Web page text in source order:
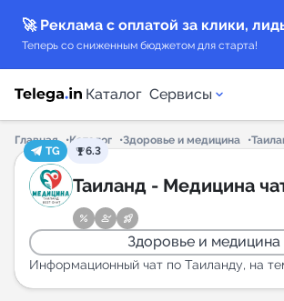
🚀 Реклама с оплатой за клики,
Теперь со сниженным бюджетом для старта!
Каталог Сервисы
Каталог каналов
Каталог ботов
Горящие предложения
Главная Каталог Здоровье и медицина
TG
6.3
Таиланд - Медицина
Здоровье и медицина
Информационный чат по Таиланду, на